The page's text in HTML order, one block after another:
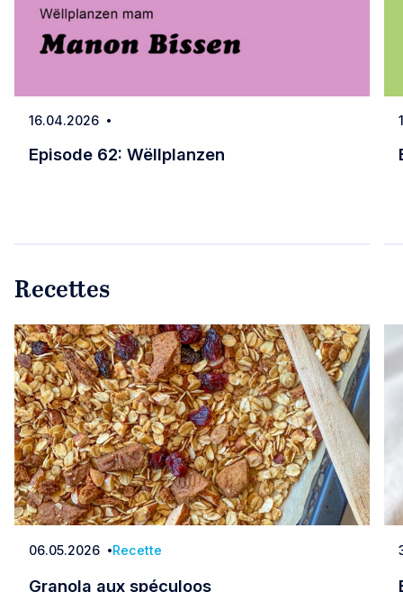
Date
16.04.2026
Episode 62: Wëllplanzen
Recettes
Date
06.05.2026 Recette
Granola aux spéculoos